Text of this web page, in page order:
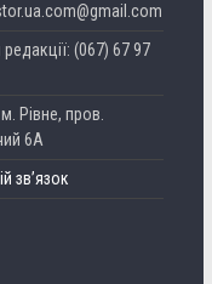
(067) 67 97
Рівне, пров.
6А
зв’язок